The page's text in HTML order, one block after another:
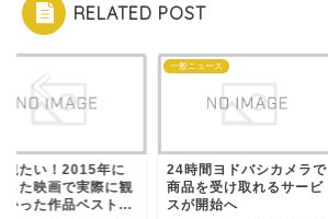
RELATED POST
観たい！2015年に
した映画で実際に観
かった作品ベスト...
一般ニュース
24時間ヨドバシカメラで
商品を受け取れるサービ
スが開始へ